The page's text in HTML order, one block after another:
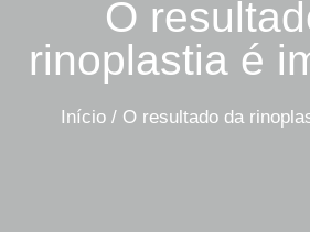
O
rinoplastia é
Início/ O resultado da